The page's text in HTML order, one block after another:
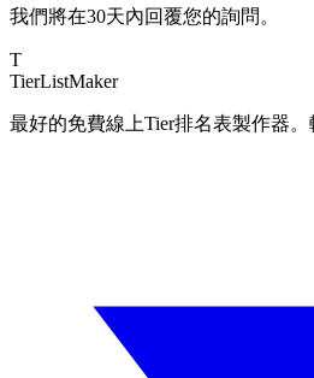
我們將在30天內回覆您的詢問。
T
TierListMaker
最好的免費線上Tier排名表製作器